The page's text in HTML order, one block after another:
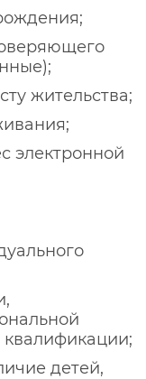
жительства;
электронной
детей,